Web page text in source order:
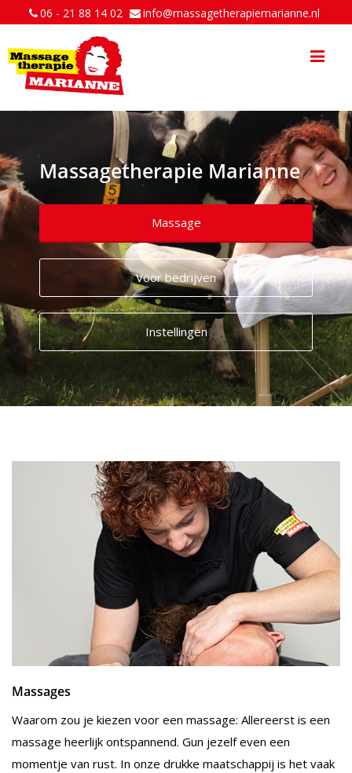
06 - 21 88 14 02 info@massagetherapiemarianne.nl
Massagetherapie Marianne
Massage
Voor bedrijven
Instellingen
Massages
Waarom zou je kiezen voor een massage: Allereerst is een
massage heerlijk ontspannend. Gun jezelf even een
momentje van rust. In onze drukke maatschappij is het vaak